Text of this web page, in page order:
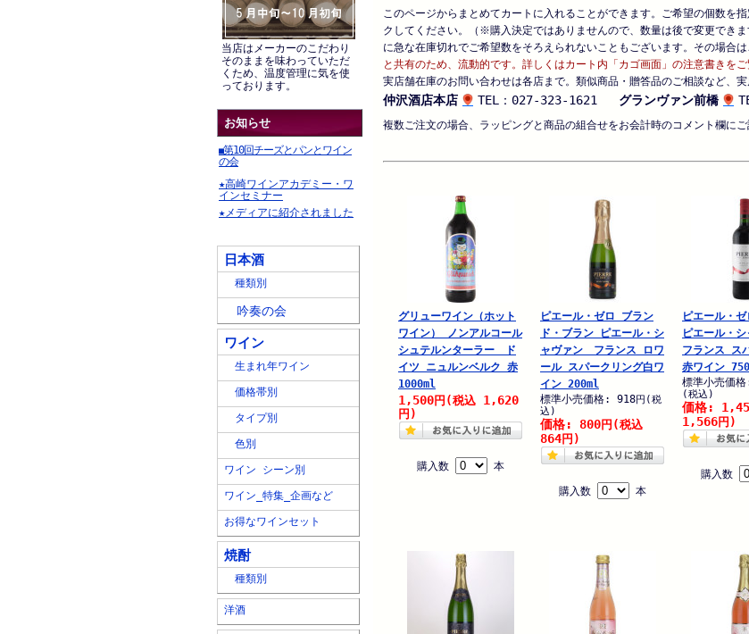
当店はメーカーのこだわり
そのままを味わっていただ
くため、温度管理に気を使
っております。
お知らせ
■第10回チーズとパンとワイン
の会
★高崎ワインアカデミー・ワ
インセミナー
★メディアに紹介されました
日本酒
種類別
吟奏の会
ワイン
生まれ年ワイン
価格帯別
タイプ別
色別
ワイン シーン別
ワイン_特集_企画など
お得なワインセット
焼酎
種類別
洋酒
このページからまとめてカートに入れることができます。ご希望の個数を
クしてください。（※購入決定ではありませんので、数量は後で変更でき
に急な在庫切れでご希望数をそろえられないこともございます。その場合は
と共有のため、流動的です。詳しくはカート内「カゴ画面」の注意書きをご
実店舗在庫のお問い合わせは各店まで。類似商品・贈答品のご相談など、
仲沢酒店本店 TEL：027-323-1621 グランヴァン前橋
複数ご注文の場合、ラッピングと商品の組合せをお会計時のコメント欄にご
グリューワイン（ホット
ワイン） ノンアルコール
シュテルンターラー ド
イツ ニュルンベルク 赤
1000ml
1,500円 (税込 1,620
円)
購入数 本
ピエール・ゼロ ブラン
ド・ブラン ピエール・シ
ャヴァン フランス ロワ
ール スパークリング白ワ
イン 200ml
標準小売価格: 918円 (税
込)
価格: 800円 (税込
864円)
購入数 本
ピエール・
ピエール・
フランス ス
赤ワイン
標準小売価
(税込)
価格:
1,566円)
購入数